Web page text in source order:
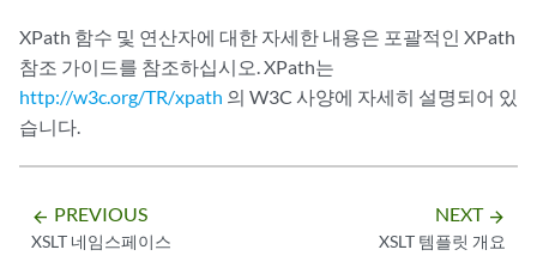
XPath 함수 및 연산자에 대한 자세한 내용은 포괄적인 XPath
참조 가이드를 참조하십시오. XPath는
http://w3c.org/TR/xpath 의 W3C 사양에 자세히 설명되어 있
습니다.
arrow_backward PREVIOUS
XSLT 네임스페이스
NEXT arrow_forward
XSLT 템플릿 개요